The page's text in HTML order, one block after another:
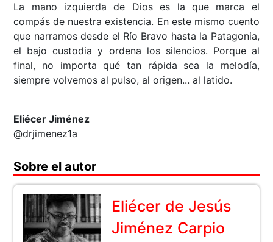
La mano izquierda de Dios es la que marca el
compás de nuestra existencia. En este mismo cuento
que narramos desde el Río Bravo hasta la Patagonia,
el bajo custodia y ordena los silencios. Porque al
final, no importa qué tan rápida sea la melodía,
siempre volvemos al pulso, al origen... al latido.
Eliécer Jiménez
@drjimenez1a
Sobre el autor
Eliécer de Jesús
Jiménez Carpio